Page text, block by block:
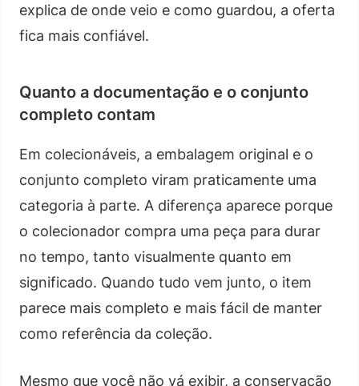
explica de onde veio e como guardou, a oferta
fica mais confiável.
Quanto a documentação e o conjunto
completo contam
Em colecionáveis, a embalagem original e o
conjunto completo viram praticamente uma
categoria à parte. A diferença aparece porque
o colecionador compra uma peça para durar
no tempo, tanto visualmente quanto em
significado. Quando tudo vem junto, o item
parece mais completo e mais fácil de manter
como referência da coleção.
Mesmo que você não vá exibir, a conservação